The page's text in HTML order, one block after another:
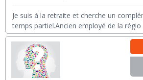
Je suis à la retraite et cherche un
temps partiel.Ancien employé de la régio